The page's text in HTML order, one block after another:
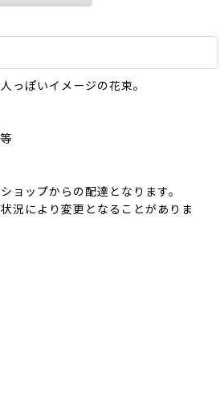
っぽいイメージの花束。
ョップからの配達となります。
況により変更となることがありま